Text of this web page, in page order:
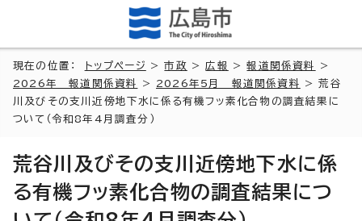
現在の位置： トップページ >市政 >広報 >報道関係資料
>
2026年 報道関係資料
> 2026年5月 報道関係資料
> 荒谷
川及びその支川近傍地下水に係る有機フッ素化合物の調査結果に
ついて（令和8年4月調査分）
荒谷川及びその支川近傍地下水に係
る有機フッ素化合物の調査結果につ